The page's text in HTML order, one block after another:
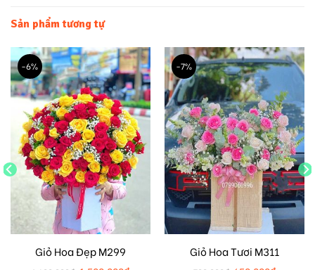
Sản phẩm tương tự
-6%
Giỏ Hoa Đẹp M299
-7%
Giỏ Hoa Tươi M311